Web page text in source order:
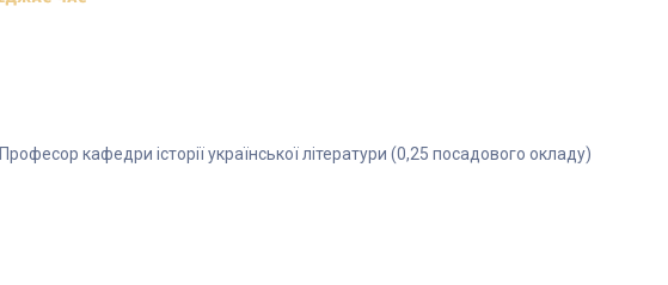
Професор кафедри історії української літератури (0,25 посадового окладу)